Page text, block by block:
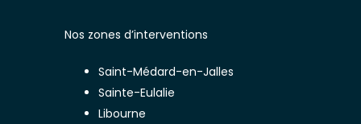
Nos zones d’interventions
Saint-Médard-en-Jalles
Sainte-Eulalie
Libourne